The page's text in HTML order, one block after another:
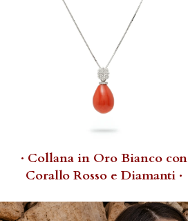
· Collana in Oro Bianco con
Corallo Rosso e Diamanti ·